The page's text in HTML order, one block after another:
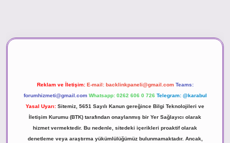
Reklam ve İletişim: E-mail: backlinkpaneli@gmail.com Teams:
forumhizmeti@gmail.com Whatsapp: 0262 606 0 726 Telegram: @karabul
Yasal Uyarı: Sitemiz, 5651 Sayılı Kanun gereğince Bilgi Teknolojileri ve
İletişim Kurumu (BTK) tarafından onaylanmış bir Yer Sağlayıcı olarak
hizmet vermektedir. Bu nedenle, sitedeki içerikleri proaktif olarak
denetleme veya araştırma yükümlülüğümüz bulunmamaktadır. Ancak,